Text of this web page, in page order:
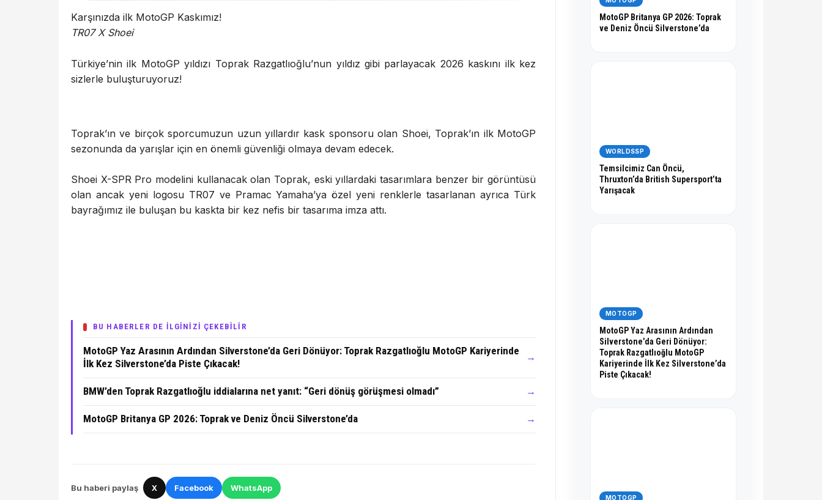
Karşınızda ilk MotoGP Kaskımız!
TR07 X Shoei
Türkiye’nin ilk MotoGP yıldızı Toprak Razgatlıoğlu’nun yıldız gibi parlayacak 2026 kaskını ilk kez
sizlerle buluşturuyoruz!
Toprak’ın ve birçok sporcumuzun uzun yıllardır kask sponsoru olan Shoei, Toprak’ın ilk MotoGP
sezonunda da yarışlar için en önemli güvenliği olmaya devam edecek.
Shoei X-SPR Pro modelini kullanacak olan Toprak, eski yıllardaki tasarımlara benzer bir görüntüsü
olan ancak yeni logosu TR07 ve Pramac Yamaha’ya özel yeni renklerle tasarlanan ayrıca Türk
bayrağımız ile buluşan bu kaskta bir kez nefis bir tasarıma imza attı.
BU HABERLER DE İLGİNİZİ ÇEKEBİLİR
MotoGP Yaz Arasının Ardından Silverstone’da Geri Dönüyor: Toprak Razgatlıoğlu MotoGP Kariyerinde
İlk Kez Silverstone’da Piste Çıkacak!
→
BMW’den Toprak Razgatlıoğlu iddialarına net yanıt: “Geri dönüş görüşmesi olmadı” →
MotoGP Britanya GP 2026: Toprak ve Deniz Öncü Silverstone’da →
Bu haberi paylaş X Facebook WhatsApp
MotoGP Britanya GP 2026: Toprak
ve Deniz Öncü Silverstone’da
WORLDSSP
Temsilcimiz Can Öncü,
Thruxton’da British Supersport’ta
Yarışacak
MOTOGP
MotoGP Yaz Arasının Ardından
Silverstone’da Geri Dönüyor:
Toprak Razgatlıoğlu MotoGP
Kariyerinde İlk Kez Silverstone’da
Piste Çıkacak!
MOTOGP